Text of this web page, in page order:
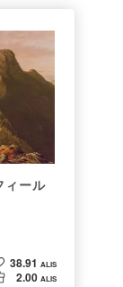
ィール
38.91 ALIS
2.00 ALIS